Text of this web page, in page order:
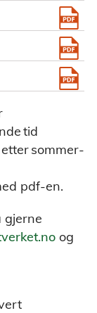
tid
sommer-
pdf-en.
gjerne
og